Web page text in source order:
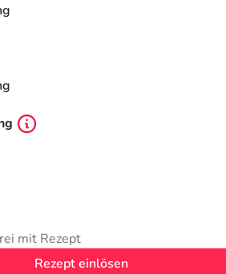
mit Rezept
Rezept einlösen